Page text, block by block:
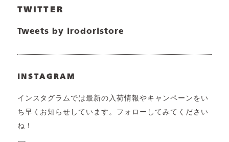
TWITTER
Tweets by irodoristore
INSTAGRAM
インスタグラムでは最新の入荷情報やキャンペーンをい
ち早くお知らせしています。フォローしてみてください
ね！